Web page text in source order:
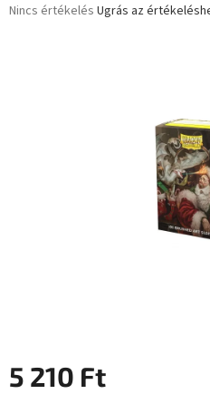
A
Nincs értékelés Ugrás az
5 210 Ft